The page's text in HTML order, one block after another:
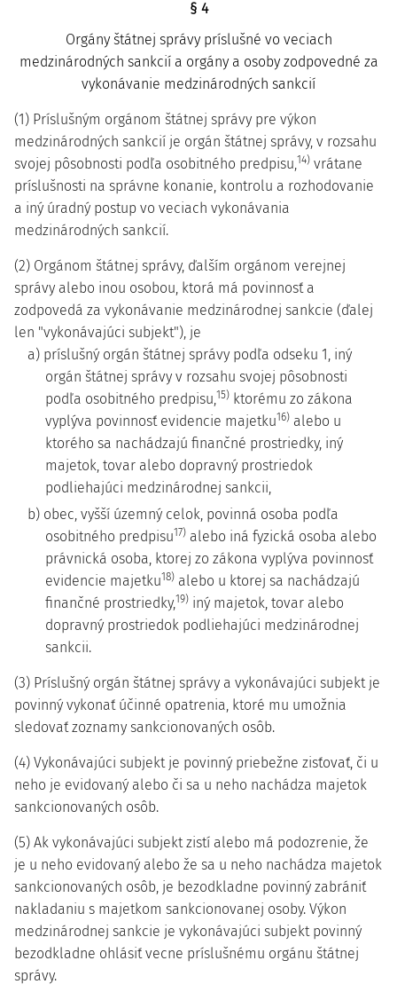
§ 4
Orgány štátnej správy príslušné vo veciach
medzinárodných sankcií a orgány a osoby zodpovedné za
vykonávanie medzinárodných sankcií
(1) Príslušným orgánom štátnej správy pre výkon
medzinárodných sankcií je orgán štátnej správy, v rozsahu
svojej pôsobnosti podľa osobitného predpisu,14) vrátane
príslušnosti na správne konanie, kontrolu a rozhodovanie
a iný úradný postup vo veciach vykonávania
medzinárodných sankcií.
(2) Orgánom štátnej správy, ďalším orgánom verejnej
správy alebo inou osobou, ktorá má povinnosť a
zodpovedá za vykonávanie medzinárodnej sankcie (ďalej
len "vykonávajúci subjekt"), je
a) príslušný orgán štátnej správy podľa odseku 1, iný
orgán štátnej správy v rozsahu svojej pôsobnosti
podľa osobitného predpisu,15) ktorému zo zákona
vyplýva povinnosť evidencie majetku16) alebo u
ktorého sa nachádzajú finančné prostriedky, iný
majetok, tovar alebo dopravný prostriedok
podliehajúci medzinárodnej sankcii,
b) obec, vyšší územný celok, povinná osoba podľa
osobitného predpisu17) alebo iná fyzická osoba alebo
právnická osoba, ktorej zo zákona vyplýva povinnosť
evidencie majetku18) alebo u ktorej sa nachádzajú
finančné prostriedky,19) iný majetok, tovar alebo
dopravný prostriedok podliehajúci medzinárodnej
sankcii.
(3) Príslušný orgán štátnej správy a vykonávajúci subjekt je
povinný vykonať účinné opatrenia, ktoré mu umožnia
sledovať zoznamy sankcionovaných osôb.
(4) Vykonávajúci subjekt je povinný priebežne zisťovať, či u
neho je evidovaný alebo či sa u neho nachádza majetok
sankcionovaných osôb.
(5) Ak vykonávajúci subjekt zistí alebo má podozrenie, že
je u neho evidovaný alebo že sa u neho nachádza majetok
sankcionovaných osôb, je bezodkladne povinný zabrániť
nakladaniu s majetkom sankcionovanej osoby. Výkon
medzinárodnej sankcie je vykonávajúci subjekt povinný
bezodkladne ohlásiť vecne príslušnému orgánu štátnej
správy.